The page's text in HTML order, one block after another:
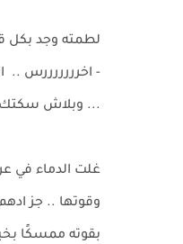
لطمته وجد بكل
- اخرررررررس
... وبلاش سكتك
غلت الدماء في
وقوتها .. جز
بقوته ممسكًا